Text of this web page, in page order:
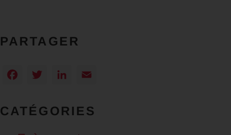
PARTAGER
Facebook
TwitterLinkedIn
CATÉGORIES